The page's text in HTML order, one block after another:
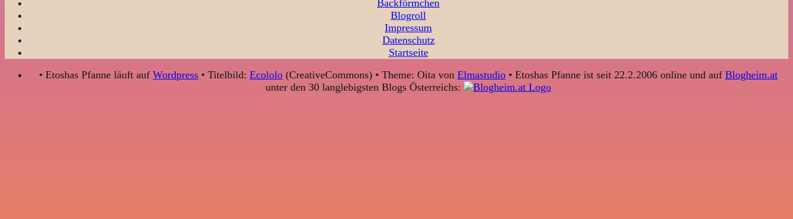
Backförmchen
Blogroll
Impressum
Datenschutz
Startseite
• Etoshas Pfanne läuft auf Wordpress • Titelbild: Ecololo (CreativeCommons) • Theme: Oita von Elmastudio • Etoshas Pfanne ist seit 22.2.2006 online und auf Blogheim.at
unter den 30 langlebigsten Blogs Österreichs: